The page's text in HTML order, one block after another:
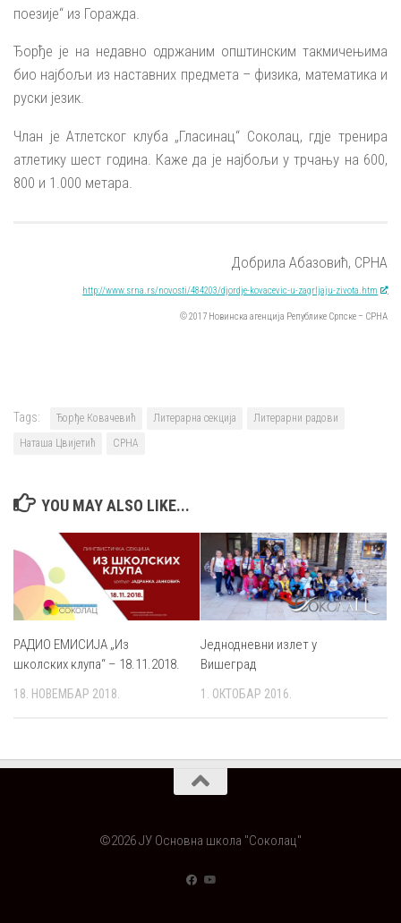
поезије“ из Горажда.
Ђорђе је на недавно одржаним општинским такмичењима
био најбољи из наставних предмета – физика, математика и
руски језик.
Члан је Атлетског клуба „Гласинац“ Соколац, гдје тренира
атлетику шест година. Каже да је најбољи у трчању на 600,
800 и 1.000 метара.
Добрила Абазовић, СРНА
http://www.srna.rs/novosti/484203/djordje-kovacevic-u-zagrljaju-zivota.htm
© 2017 Новинска агенција Републике Српске – СРНА
Tags: Ђорђе Ковачевић Литерарна секција
Литерарни радови
Наташа Цвијетић
СРНА
YOU MAY ALSO LIKE...
РАДИО ЕМИСИЈА „Из
школских клупа“ – 18.11.2018.
18. НОВЕМБАР 2018.
Једнодневни излет у
Вишеград
1. ОКТОБАР 2016.
©2026 ЈУ Основна школа "Соколац"